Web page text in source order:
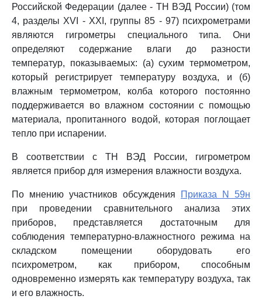
Российской Федерации (далее - ТН ВЭД России) (том
4, разделы XVI - XXI, группы 85 - 97) психрометрами
являются гигрометры специального типа. Они
определяют содержание влаги до разности
температур, показываемых: (а) сухим термометром,
который регистрирует температуру воздуха, и (б)
влажным термометром, колба которого постоянно
поддерживается во влажном состоянии с помощью
материала, пропитанного водой, которая поглощает
тепло при испарении.
В соответствии с ТН ВЭД России, гигрометром
является прибор для измерения влажности воздуха.
По мнению участников обсуждения
Приказа N 59н
при проведении сравнительного анализа этих
приборов, представляется достаточным для
соблюдения температурно-влажностного режима на
складском помещении оборудовать его
психрометром, как прибором, способным
одновременно измерять как температуру воздуха, так
и его влажность.